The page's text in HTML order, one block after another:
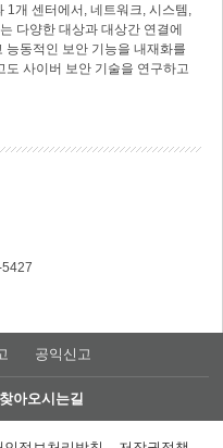
개 센터에서, 네트워크, 시스템,
다양한 대상과 대상간 연결에
능동적인 보안 기능을 내재화를
사이버 보안 기술을 연구하고
공익신고
찾아오시는길